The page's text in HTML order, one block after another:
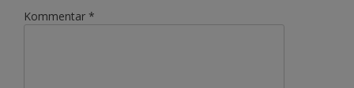
Kommentar *